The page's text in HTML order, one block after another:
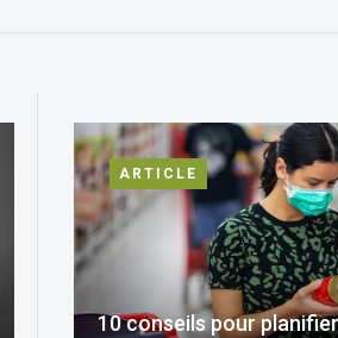
ARTICLE
10 conseils pour